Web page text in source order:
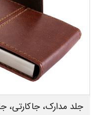
جلد مدارک، جاکارتی،